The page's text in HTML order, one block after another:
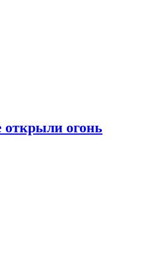
открыли огонь